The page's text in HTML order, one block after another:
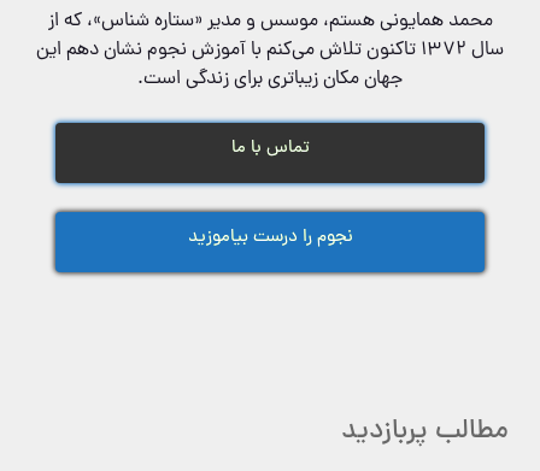
محمد همایونی هستم، موسس و مدیر «ستاره شناس»‌، که از
سال ۱۳۷۲ تاکنون تلاش می‌کنم با آموزش نجوم نشان دهم این
جهان مکان زیباتری برای زندگی است.
تماس با ما
نجوم را درست بیاموزید
مطالب پربازدید